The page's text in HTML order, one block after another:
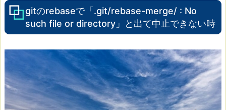
gitのrebaseで「.git/rebase-merge/ : No
such file or directory」と出て中止できない時